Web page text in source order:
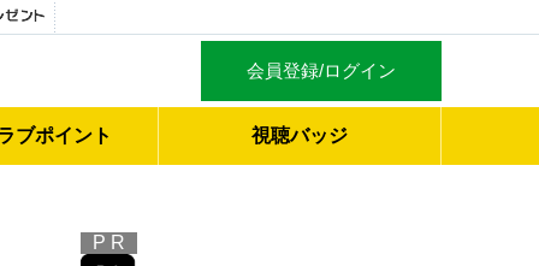
会員登録/ログイン
ブポイント 視聴バッジ
P R